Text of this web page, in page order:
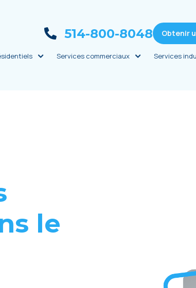
514-800-8048 Obtenir
Services commerciaux Services
lе